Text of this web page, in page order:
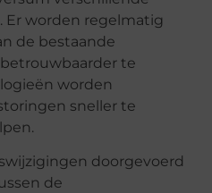
Er worden regelmatig
de bestaande
te
worden
sneller te
doorgevoerd
de